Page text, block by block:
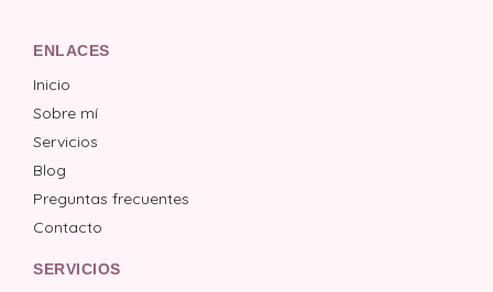
ENLACES
Inicio
Sobre mí
Servicios
Blog
Preguntas frecuentes
Contacto
SERVICIOS